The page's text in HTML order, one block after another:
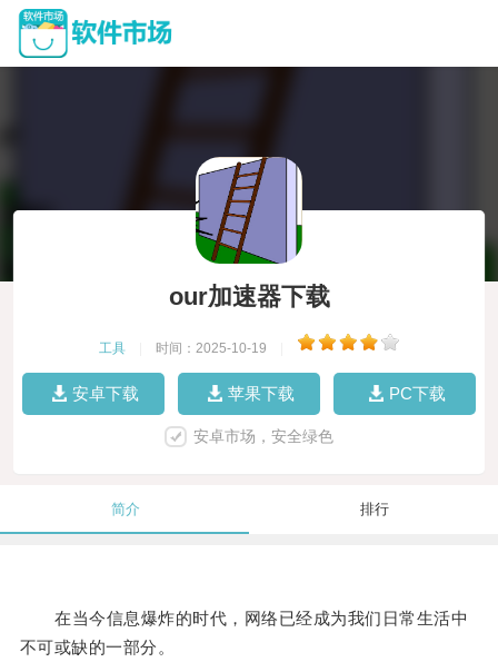
our加速器下载
工具 时间：2025-10-19
安卓下载 苹果下载 PC下载
安卓市场，安全绿色
简介 排行
在当今信息爆炸的时代，网络已经成为我们日常生活中
不可或缺的一部分。